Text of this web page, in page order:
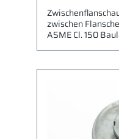
zwischen
ASME Cl. 150
Edelstahl
12266-1 Kähler
Betätigung mit